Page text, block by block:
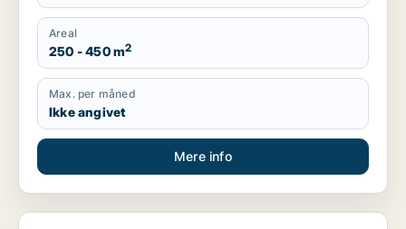
Areal
250 - 450 m2
Max. per måned
Ikke angivet
Mere info